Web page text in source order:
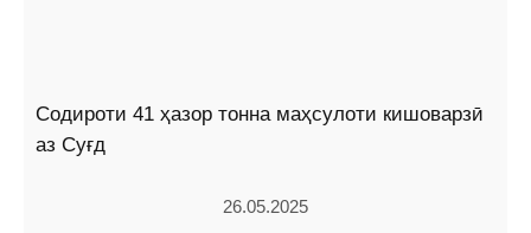
Содироти 41 ҳазор тонна маҳсулоти кишоварзӣ
аз Суғд
26.05.2025